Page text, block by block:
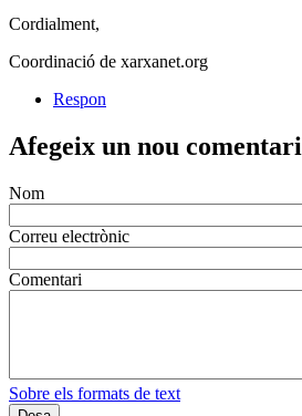
Bon
ho
Cordialment,
Coordinació de xarxanet.org
Respon
Afegeix un nou comentari
Nom
Correu electrònic
Comentari
Sobre els formats de text